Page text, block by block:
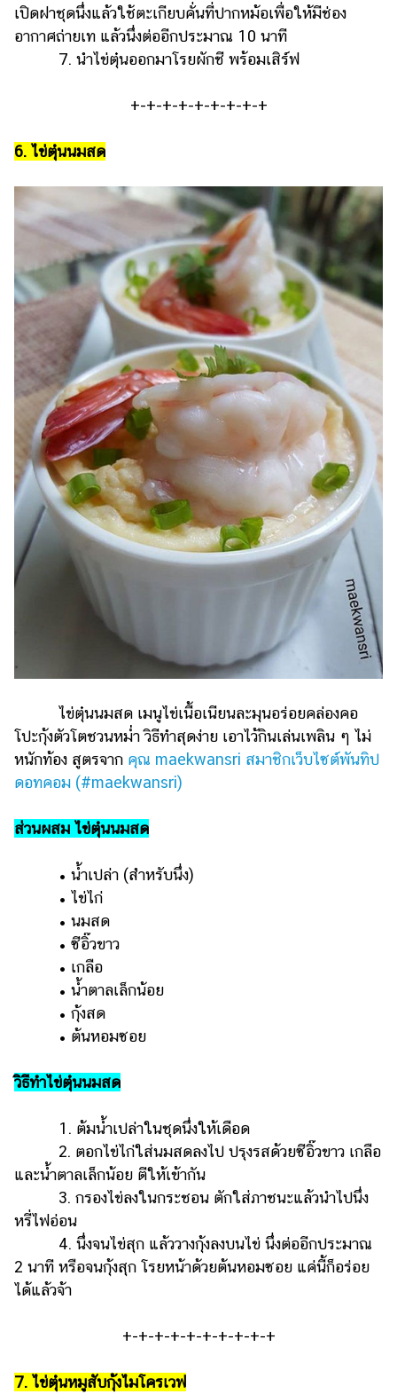
เปิดฝาชุดนึ่งแล้วใช้ตะเกียบคั่นที่ปากหม้อเพื่อให้มีช่อง
อากาศถ่ายเท แล้วนึ่งต่ออีกประมาณ 10 นาที
7. นำไข่ตุ๋นออกมาโรยผักชี พร้อมเสิร์ฟ
+-+-+-+-+-+-+-+-+
6. ไข่ตุ๋นนมสด
ไข่ตุ๋นนมสด เมนูไข่เนื้อเนียนละมุนอร่อยคล่องคอ
โปะกุ้งตัวโตชวนหม่ำ วิธีทำสุดง่าย เอาไว้กินเล่นเพลิน ๆ ไม่
หนักท้อง สูตรจาก คุณ maekwansri สมาชิกเว็บไซต์พันทิป
ดอทคอม (#maekwansri)
ส่วนผสม ไข่ตุ๋นนมสด
• น้ำเปล่า (สำหรับนึ่ง)
• ไข่ไก่
• นมสด
• ซีอิ๊วขาว
• เกลือ
• น้ำตาลเล็กน้อย
• กุ้งสด
• ต้นหอมซอย
วิธีทำไข่ตุ๋นนมสด
1. ต้มน้ำเปล่าในชุดนึ่งให้เดือด
2. ตอกไข่ไก่ใส่นมสดลงไป ปรุงรสด้วยซีอิ๊วขาว เกลือ
และน้ำตาลเล็กน้อย ตีให้เข้ากัน
3. กรองไข่ลงในกระชอน ตักใส่ภาชนะแล้วนำไปนึ่ง
หรี่ไฟอ่อน
4. นึ่งจนไข่สุก แล้ววางกุ้งลงบนไข่ นึ่งต่ออีกประมาณ
2 นาที หรือจนกุ้งสุก โรยหน้าด้วยต้นหอมซอย แค่นี้ก็อร่อย
ได้แล้วจ้า
+-+-+-+-+-+-+-+-+-+
7. ไข่ตุ๋นหมูสับกุ้งไมโครเวฟ